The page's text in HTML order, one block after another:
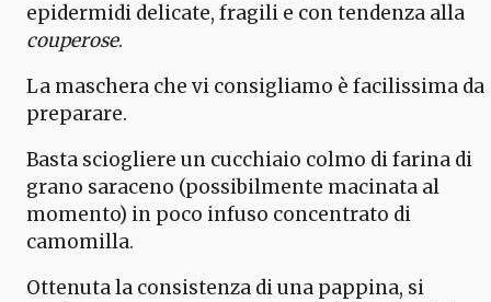
epidermidi delicate, fragili e con tendenza alla
couperose.
La maschera che vi consigliamo è facilissima da
preparare.
Basta sciogliere un cucchiaio colmo di farina di
grano saraceno (possibilmente macinata al
momento) in poco infuso concentrato di
camomilla.
Ottenuta la consistenza di una pappina, si